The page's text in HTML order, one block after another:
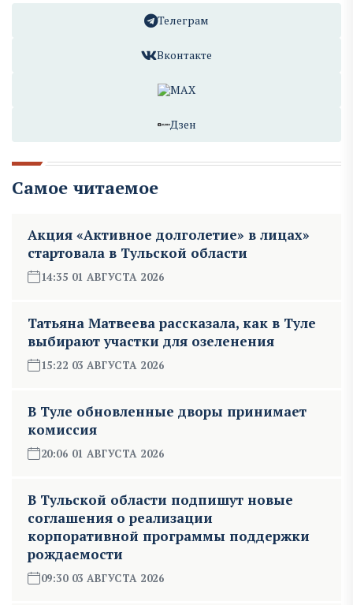
Телеграм
Вконтакте
MAX
Дзен
Самое читаемое
Акция «Активное долголетие» в лицах»
стартовала в Тульской области
14:35 01 АВГУСТА 2026
Татьяна Матвеева рассказала, как в Туле
выбирают участки для озеленения
15:22 03 АВГУСТА 2026
В Туле обновленные дворы принимает
комиссия
20:06 01 АВГУСТА 2026
В Тульской области подпишут новые
соглашения о реализации
корпоративной программы поддержки
рождаемости
09:30 03 АВГУСТА 2026